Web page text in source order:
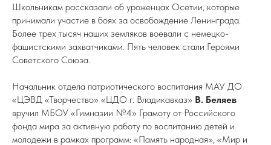
Школьникам рассказали об уроженцах Осетии, которые
принимали участие в боях за освобождение Ленинграда.
Более трех тысяч наших земляков воевали с немецко-
фашистскими захватчиками. Пять человек стали Героями
Советского Союза.
Начальник отдела патриотического воспитания МАУ ДО
«ЦЭВД «Творчество» «ЦДО г. Владикавказ» В. Беляев
вручил МБОУ «Гимназии №4» Грамоту от Российского
фонда мира за активную работу по воспитанию детей и
молодежи в рамках программ: «Память народная», «Мир и